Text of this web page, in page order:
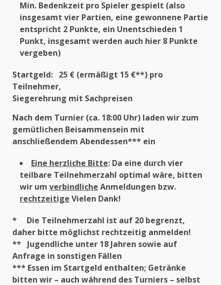
Min. Bedenkzeit pro Spieler gespielt (also
insgesamt vier Partien, eine gewonnene Partie
entspricht 2 Punkte, ein Unentschieden 1
Punkt, insgesamt werden auch hier 8 Punkte
vergeben)
Startgeld: 25 € (ermäßigt 15 €**) pro
Teilnehmer,
Siegerehrung mit Sachpreisen
Nach dem Turnier (ca. 18:00 Uhr) laden wir zum
gemütlichen Beisammensein mit
anschließendem Abendessen*** ein
Eine herzliche Bitte: Da eine durch vier
teilbare Teilnehmerzahl optimal wäre, bitten
wir um verbindliche Anmeldungen bzw.
rechtzeitige Vielen Dank!
* Die Teilnehmerzahl ist auf 20 begrenzt,
daher bitte möglichst rechtzeitig anmelden!
** Jugendliche unter 18 Jahren sowie auf
Anfrage in sonstigen Fällen
*** Essen im Startgeld enthalten; Getränke
bitten wir – auch während des Turniers – selbst